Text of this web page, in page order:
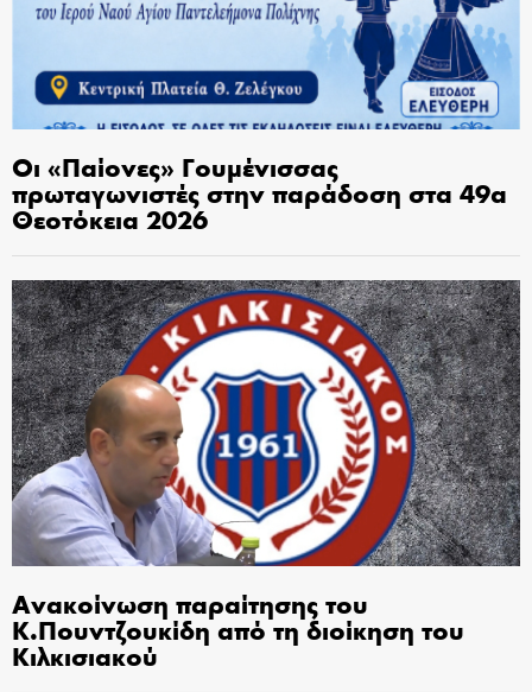
Οι «Παίονες» Γουμένισσας
πρωταγωνιστές στην παράδοση στα 49α
Θεοτόκεια 2026
Ανακοίνωση παραίτησης του
Κ.Πουντζουκίδη από τη διοίκηση του
Κιλκισιακού